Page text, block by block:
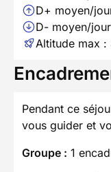
D+ moyen/
D- moyen/
Altitude max :
Pendant ce
vous guider et
Groupe : 1